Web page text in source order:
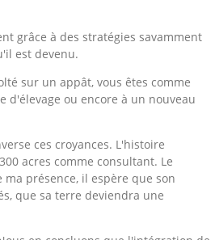
grâce à des stratégies savamment
est devenu.
sur un appât, vous êtes comme
d'élevage ou encore à un nouveau
ces croyances. L'histoire
acres comme consultant. Le
présence, il espère que son
que sa terre deviendra une